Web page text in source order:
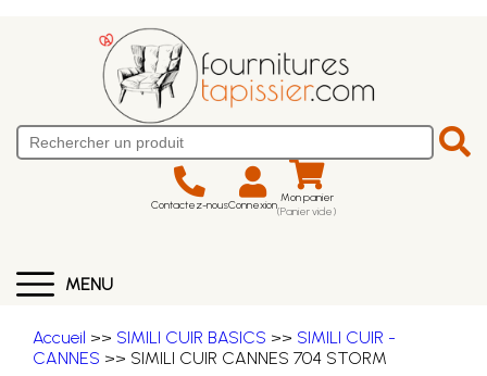
Contactez-nousConnexion Mon panier
(Panier vide)
MENU
Accueil >> SIMILI CUIR BASICS >> SIMILI CUIR -
CANNES >> SIMILI CUIR CANNES 704 STORM